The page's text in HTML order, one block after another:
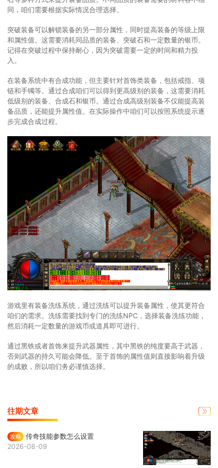
同，咱们需要根据实际情况合理选择。
突破装备可以解锁装备的另一部分属性，同时提高装备的等级上限
和属性值。这需要消耗同品质的装备、突破石和一定数量的银币。
记得在突破过程中保持耐心，因为突破需要一定的时间和精力投
入。
在装备系统中有合成功能，但主要针对首饰类装备，包括戒指、项
链和手镯等。通过合成咱们可以得到更高级别的装备，这需要消耗
低级别的装备、合成石和银币。通过合成高级别装备不仅能提高装
备品质，还能提升属性值。在实际操作中咱们可以按照系统提示逐
步完成合成过程。
游戏里有装备洗练系统，通过洗练可以提升装备属性，使其更符合
咱们的需求。洗练需要找到专门的洗练NPC，选择装备洗练功能，
然后消耗一定数量的游戏币或道具即可进行。
通过黑铁或者首饰来提升武器属性，其中黑铁的纯度要高于武器，
否则武器的持久可能会降低。至于首饰的属性值则直接影响着升级
的成败，所以咱们务必谨慎选择。
往期文章
攻略 传奇技能参数怎么设置
2026-08-09